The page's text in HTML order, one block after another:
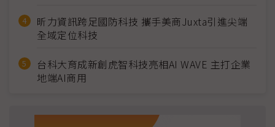
昕力資訊跨足國防科技 攜手美商Juxta引進尖端
全域定位科技
台科大育成新創虎智科技亮相AI WAVE 主打企業
地端AI商用